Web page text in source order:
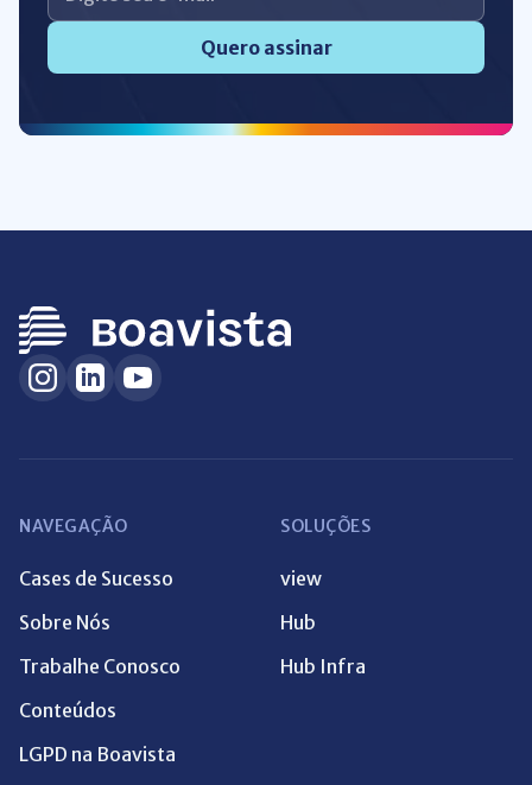
Quero assinar
NAVEGAÇÃO
Cases de Sucesso
Sobre Nós
Trabalhe Conosco
Conteúdos
LGPD na Boavista
SOLUÇÕES
view
Hub
Hub Infra